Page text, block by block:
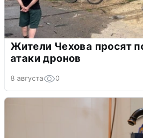
Жители Чехова просят
атаки дронов
8 августа 0